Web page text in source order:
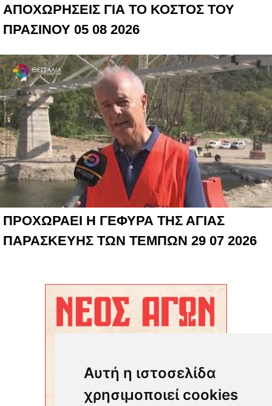
Αυτή η ιστοσελίδα
χρησιμοποιεί cookies
ΑΠΟΧΩΡΗΣΕΙΣ ΓΙΑ ΤΟ ΚΟΣΤΟΣ ΤΟΥ
ΠΡΑΣΙΝΟΥ 05 08 2026
ΠΡΟΧΩΡΑΕΙ Η ΓΕΦΥΡΑ ΤΗΣ ΑΓΙΑΣ
ΠΑΡΑΣΚΕΥΗΣ ΤΩΝ ΤΕΜΠΩΝ 29 07 2026